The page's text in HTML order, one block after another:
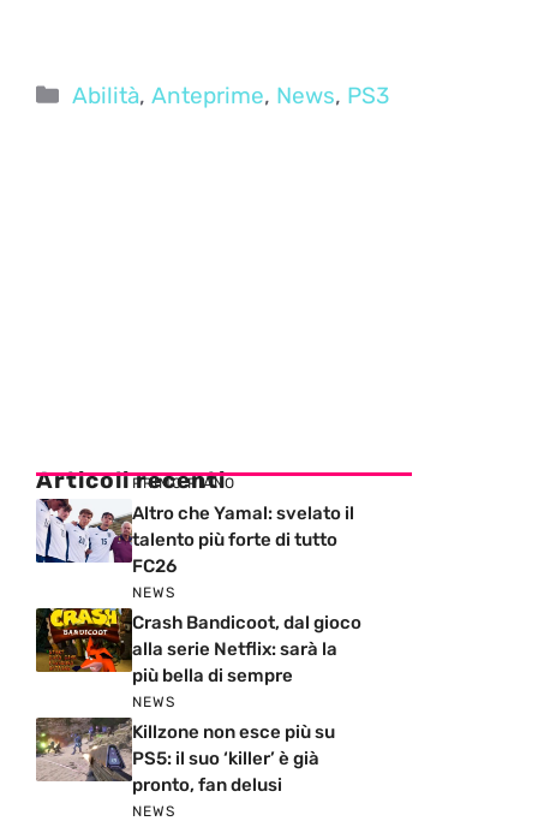
Categorie
Abilità,Anteprime, News, PS3
Articoli recenti
PRIMO PIANO
Altro che Yamal: svelato il
talento più forte di tutto
FC26
NEWS
Crash Bandicoot, dal gioco
alla serie Netflix: sarà la
più bella di sempre
NEWS
Killzone non esce più su
PS5: il suo ‘killer’ è già
pronto, fan delusi
NEWS